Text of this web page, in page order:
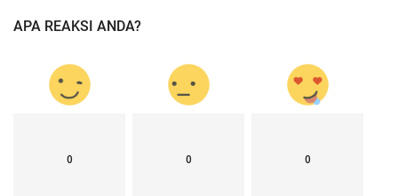
APA REAKSI ANDA?
0 0 0